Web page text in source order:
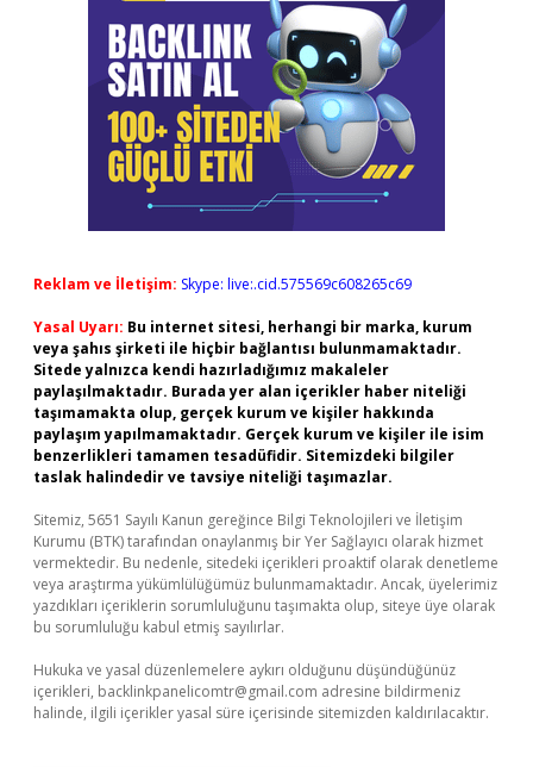
Reklam ve İletişim: Skype: live:.cid.575569c608265c69
Yasal Uyarı: Bu internet sitesi, herhangi bir marka, kurum
veya şahıs şirketi ile hiçbir bağlantısı bulunmamaktadır.
Sitede yalnızca kendi hazırladığımız makaleler
paylaşılmaktadır. Burada yer alan içerikler haber niteliği
taşımamakta olup, gerçek kurum ve kişiler hakkında
paylaşım yapılmamaktadır. Gerçek kurum ve kişiler ile isim
benzerlikleri tamamen tesadüfidir. Sitemizdeki bilgiler
taslak halindedir ve tavsiye niteliği taşımazlar.
Sitemiz, 5651 Sayılı Kanun gereğince Bilgi Teknolojileri ve İletişim
Kurumu (BTK) tarafından onaylanmış bir Yer Sağlayıcı olarak hizmet
vermektedir. Bu nedenle, sitedeki içerikleri proaktif olarak denetleme
veya araştırma yükümlülüğümüz bulunmamaktadır. Ancak, üyelerimiz
yazdıkları içeriklerin sorumluluğunu taşımakta olup, siteye üye olarak
bu sorumluluğu kabul etmiş sayılırlar.
Hukuka ve yasal düzenlemelere aykırı olduğunu düşündüğünüz
içerikleri, backlinkpanelicomtr@gmail.com adresine bildirmeniz
halinde, ilgili içerikler yasal süre içerisinde sitemizden kaldırılacaktır.